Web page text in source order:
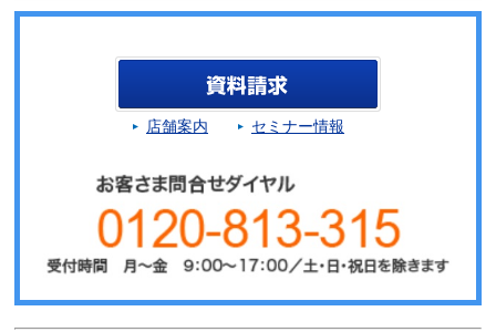
店舗案内 セミナー情報